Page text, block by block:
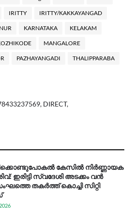
IRITTY IRITTY/KAKKAYANGAD
KARNATAKA KELAKAM
MANGALORE
PAZHAYANGADI THALIPPARABA
DIRECT,
കേസിൽ നിർണ്ണായക
ഇരിട്ടി സ്വദേശി അടക്കം വൻ
തകർത്ത് കൊച്ചി സിറ്റി